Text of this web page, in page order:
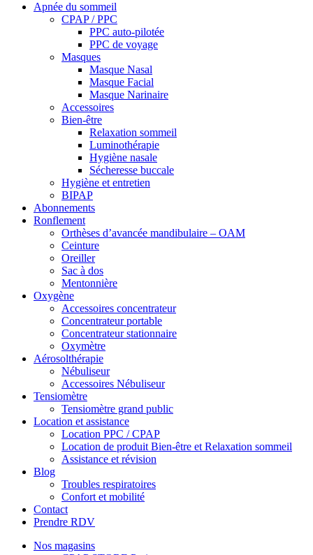
Apnée du sommeil
CPAP / PPC
PPC auto-pilotée
PPC de voyage
Masques
Masque Nasal
Masque Facial
Masque Narinaire
Accessoires
Bien-être
Relaxation sommeil
Luminothérapie
Hygiène nasale
Sécheresse buccale
Hygiène et entretien
BIPAP
Abonnements
Ronflement
Orthèses d’avancée mandibulaire – OAM
Ceinture
Oreiller
Sac à dos
Mentonnière
Oxygène
Accessoires concentrateur
Concentrateur portable
Concentrateur stationnaire
Oxymètre
Aérosolthérapie
Nébuliseur
Accessoires Nébuliseur
Tensiomètre
Tensiomètre grand public
Location et assistance
Location PPC / CPAP
Location de produit Bien-être et Relaxation sommeil
Assistance et révision
Blog
Troubles respiratoires
Confort et mobilité
Contact
Prendre RDV
Nos magasins